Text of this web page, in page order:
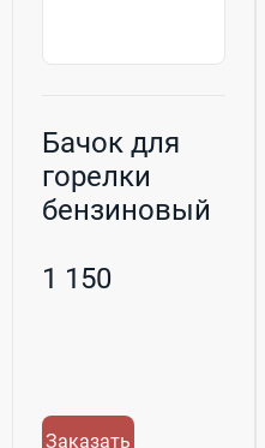
Бачок для
горелки
бензиновый
регулятором
1 150
Заказать